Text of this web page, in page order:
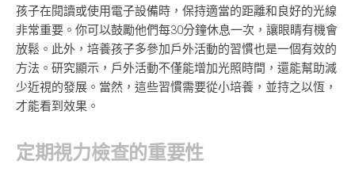
孩子在閱讀或使用電子設備時，保持適當的距離和良好的光線
非常重要。你可以鼓勵他們每30分鐘休息一次，讓眼睛有機會
放鬆。此外，培養孩子多參加戶外活動的習慣也是一個有效的
方法。研究顯示，戶外活動不僅能增加光照時間，還能幫助減
少近視的發展。當然，這些習慣需要從小培養，並持之以恆，
才能看到效果。
定期視力檢查的重要性